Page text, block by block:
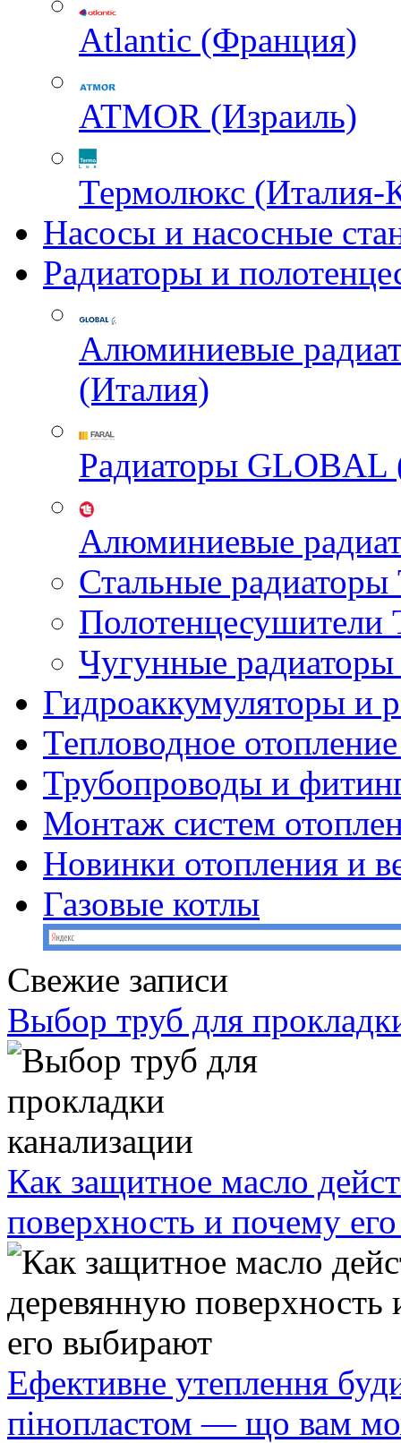
Atlantic (Франция)
ATMOR (Израиль)
Термолюкс (Италия-
Насосы и насосные
Радиаторы и
Алюминиевые
(Италия)
Радиаторы GLOBAL
Алюминиевые
Стальные
Чугунные
Гидроаккумуляторы и
Тепловодное
Трубопроводы и
Монтаж систем
Новинки отопления и
Газовые котлы
Свежие записи
Выбор труб для
Как защитное масло
поверхность и почему
Ефективне утеплення
пінопластом — що вам